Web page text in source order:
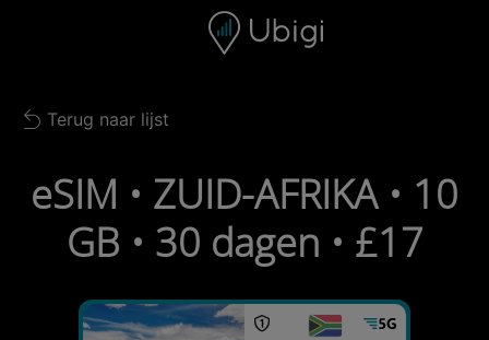
Navigatiebalk Voettekst
Back to list
Terug naar lijst
eSIM • ZUID-AFRIKA • 10
GB • 30 dagen • £17